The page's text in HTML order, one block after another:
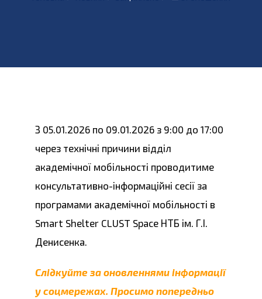
З 05.01.2026 по 09.01.2026 з 9:00 до 17:00
через технічні причини відділ
академічної мобільності проводитиме
консультативно-інформаційні сесії за
програмами академічної мобільності в
Smart Shelter CLUST Space НТБ ім. Г.І.
Денисенка.
Слідкуйте за оновленнями інформації
у соцмережах. Просимо попередньо